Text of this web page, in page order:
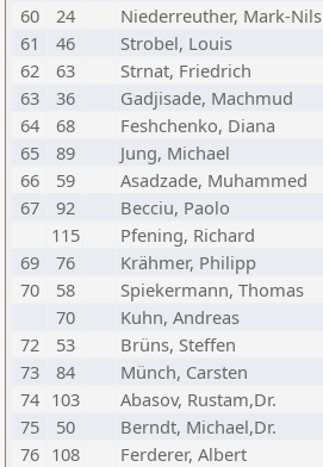
60
24 Niederreuther, Mark-Nils
61
46 Strobel, Louis
62
63 Strnat, Friedrich
63
36 Gadjisade, Machmud
64
68 Feshchenko, Diana
65
89 Jung, Michael
66
59 Asadzade, Muhammed
67
92 Becciu, Paolo
115
Pfening, Richard
69
76 Krähmer, Philipp
70
58 Spiekermann, Thomas
70
Kuhn, Andreas
72
53 Brüns, Steffen
73
84 Münch, Carsten
74 103 Abasov, Rustam,Dr.
75
50 Berndt, Michael,Dr.
76 108 Ferderer, Albert